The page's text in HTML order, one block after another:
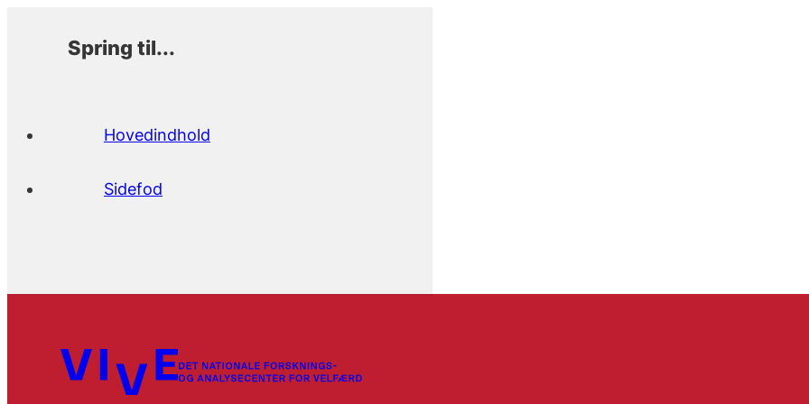
Spring til...
Hovedindhold
Sidefod